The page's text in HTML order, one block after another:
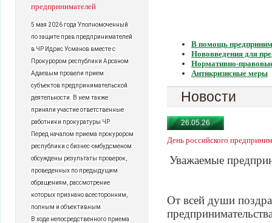
предпринимателей
5 мая 2026 года Уполномоченный
по защите прав предпринимателей
в ЧР Идрис Усманов вместе с
Прокурором республики Арсаном
Адаевым провели прием
субъектов предпринимательской
деятельности. В нем также
приняли участие ответственные
работники прокуратуры ЧР.
Перед началом приема прокурором
республики с бизнес-омбудсменом
обсуждены результаты проверок,
проведенных по предыдущим
обращениям, рассмотрение
которых признано всесторонним,
полным и объективным.
В ходе непосредственного приема
В помощь
Нововведения для
Нормативно-
Антикризисные меры
Новости
26.05.26
День российского
Уважаемые
От всей души